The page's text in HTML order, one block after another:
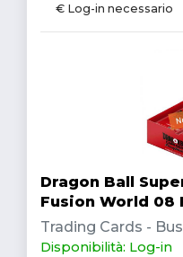
€ Log-in necessario
Dragon Ball
Fusion World 08
Trading Cards -
Disponibilità: Log-in